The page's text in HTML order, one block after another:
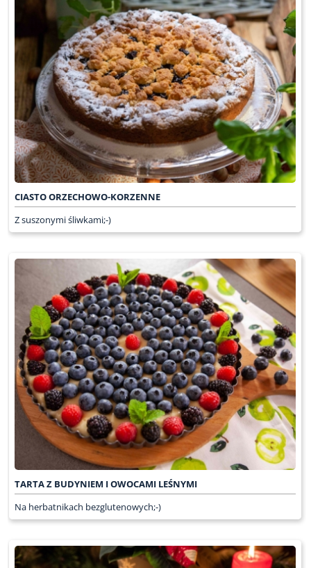
CIASTO ORZECHOWO-KORZENNE
Z suszonymi śliwkami;-)
TARTA Z BUDYNIEM I OWOCAMI LEŚNYMI
Na herbatnikach bezglutenowych;-)